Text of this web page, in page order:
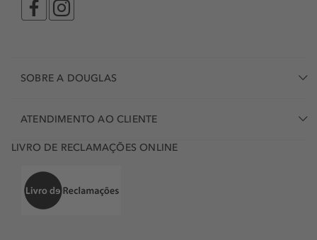
SOBRE A DOUGLAS
ATENDIMENTO AO CLIENTE
LIVRO DE RECLAMAÇÕES ONLINE